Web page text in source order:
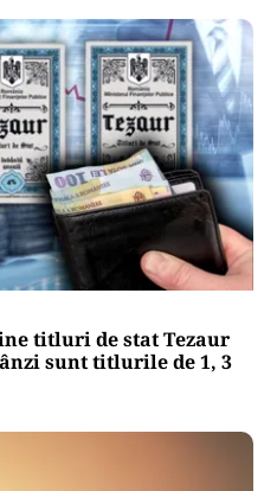
titluri de stat Tezaur
sunt titlurile de 1, 3